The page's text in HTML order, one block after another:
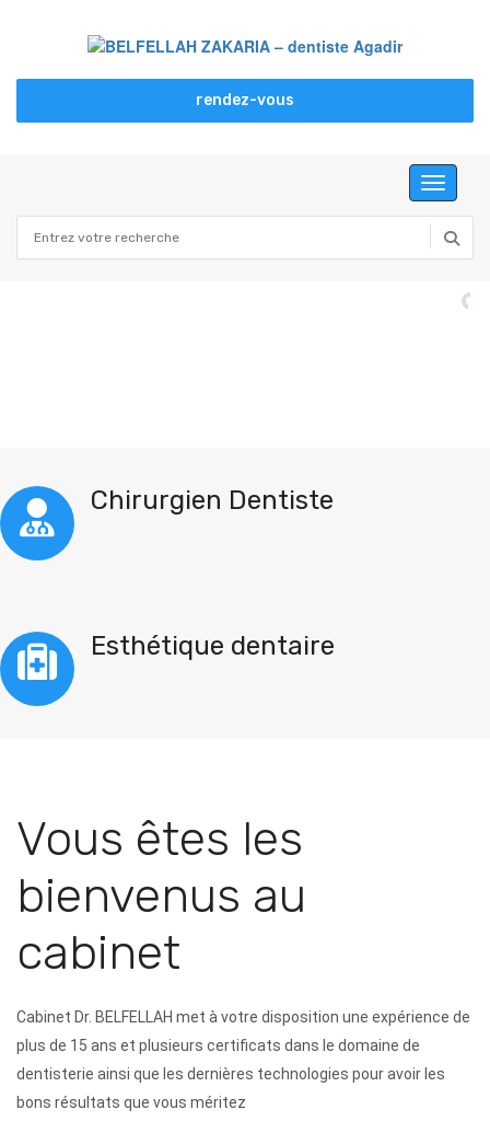
rendez-vous
Toggle
Chirurgien Dentiste
Esthétique dentaire
Vous êtes les
bienvenus au
cabinet
Cabinet Dr. BELFELLAH met à votre disposition une expérience de
plus de 15 ans et plusieurs certificats dans le domaine de
dentisterie ainsi que les dernières technologies pour avoir les
bons résultats que vous méritez